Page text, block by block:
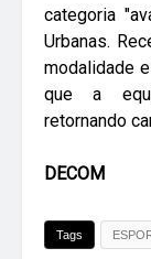
categoria
Urbanas.
modalidade
que a
retornando
DECOM
Tags